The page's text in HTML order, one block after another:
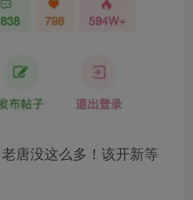
唐没这么多！该开新等